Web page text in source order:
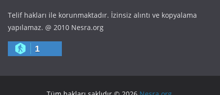
Telif hakları ile korunmaktadır. İzinsiz alıntı ve kopyalama
yapılamaz. @ 2010 Nesra.org
1